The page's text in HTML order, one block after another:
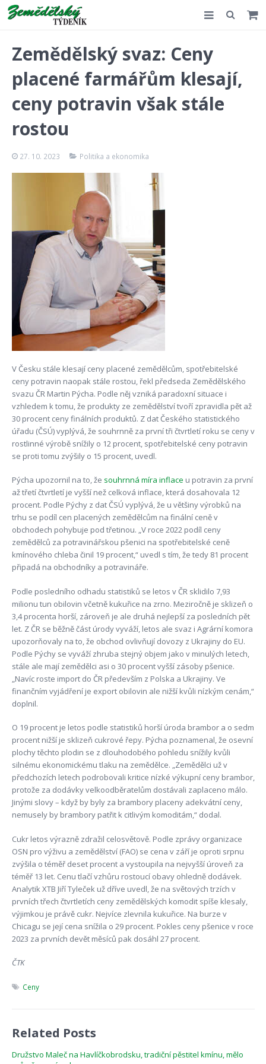
Akce
Zemědělský svaz: Ceny
placené farmářům klesají,
ceny potravin však stále
rostou
27. 10. 2023 Politika a ekonomika
V Česku stále klesají ceny placené zemědělcům, spotřebitelské
ceny potravin naopak stále rostou, řekl předseda Zemědělského
svazu ČR Martin Pýcha. Podle něj vzniká paradoxní situace i
vzhledem k tomu, že produkty ze zemědělství tvoří zpravidla pět až
30 procent ceny finálních produktů. Z dat Českého statistického
úřadu (ČSÚ) vyplývá, že souhrnně za první tři čtvrtletí roku se ceny v
rostlinné výrobě snížily o 12 procent, spotřebitelské ceny potravin
se proti tomu zvýšily o 15 procent, uvedl.
Pýcha upozornil na to, že souhrnná míra inflace u potravin za první
až třetí čtvrtletí je vyšší než celková inflace, která dosahovala 12
procent. Podle Pýchy z dat ČSÚ vyplývá, že u většiny výrobků na
trhu se podíl cen placených zemědělcům na finální ceně v
obchodech pohybuje pod třetinou. „V roce 2022 podíl ceny
zemědělců za potravinářskou pšenici na spotřebitelské ceně
kmínového chleba činil 19 procent,“ uvedl s tím, že tedy 81 procent
připadá na obchodníky a potravináře.
Podle posledního odhadu statistiků se letos v ČR sklidilo 7,93
milionu tun obilovin včetně kukuřice na zrno. Meziročně je sklizeň o
3,4 procenta horší, zároveň je ale druhá nejlepší za posledních pět
let. Z ČR se běžně část úrody vyváží, letos ale svaz i Agrární komora
upozorňovaly na to, že obchod ovlivňují dovozy z Ukrajiny do EU.
Podle Pýchy se vyváží zhruba stejný objem jako v minulých letech,
stále ale mají zemědělci asi o 30 procent vyšší zásoby pšenice.
„Navíc roste import do ČR především z Polska a Ukrajiny. Ve
finančním vyjádření je export obilovin ale nižší kvůli nízkým cenám,“
doplnil.
O 19 procent je letos podle statistiků horší úroda brambor a o sedm
procent nižší je sklizeň cukrové řepy. Pýcha poznamenal, že osevní
plochy těchto plodin se z dlouhodobého pohledu snížily kvůli
silnému ekonomickému tlaku na zemědělce. „Zemědělci už v
předchozích letech podrobovali kritice nízké výkupní ceny brambor,
protože za dodávky velkoodběratelům dostávali zaplaceno málo.
Jinými slovy – když by byly za brambory placeny adekvátní ceny,
nemusely by brambory patřit k citlivým komoditám,“ dodal.
Cukr letos výrazně zdražil celosvětově. Podle zprávy organizace
OSN pro výživu a zemědělství (FAO) se cena v září je oproti srpnu
zvýšila o téměř deset procent a vystoupila na nejvyšší úroveň za
téměř 13 let. Cenu tlačí vzhůru rostoucí obavy ohledně dodávek.
Analytik XTB Jiří Tyleček už dříve uvedl, že na světových trzích v
prvních třech čtvrtletích ceny zemědělských komodit spíše klesaly,
výjimkou je právě cukr. Nejvíce zlevnila kukuřice. Na burze v
Chicagu se její cena snížila o 29 procent. Pokles ceny pšenice v roce
2023 za prvních devět měsíců pak dosáhl 27 procent.
ČTK
Ceny
Related Posts
Družstvo Maleč na Havlíčkobrodsku, tradiční pěstitel kmínu, mělo